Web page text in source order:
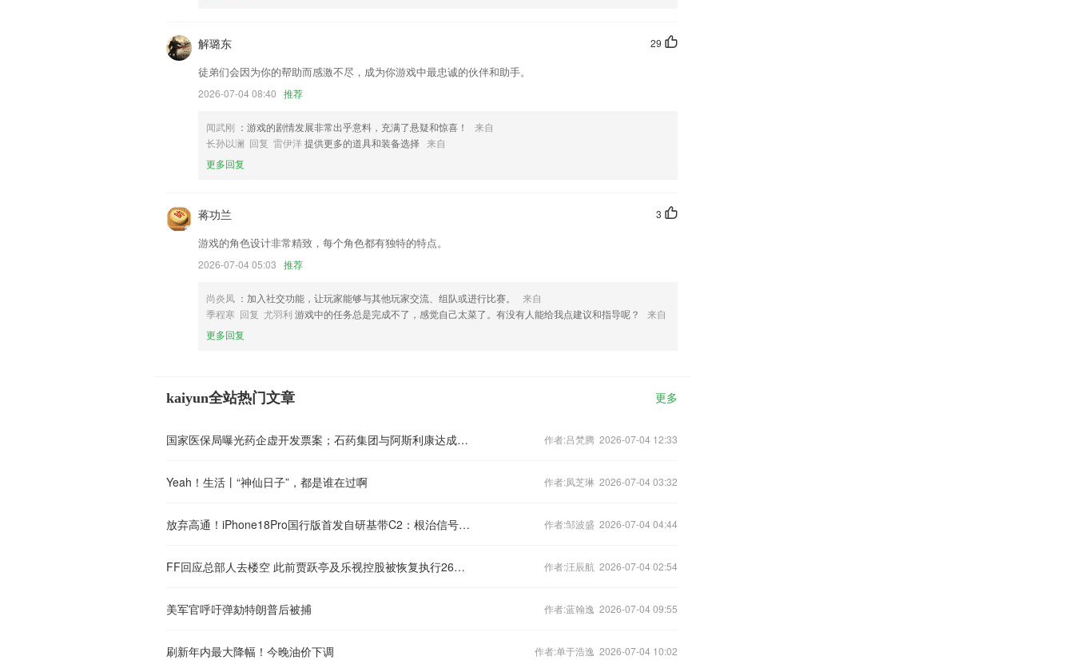
助我们更好的对产品进行优化修改。
29
解璐东
徒弟们会因为你的帮助而感激不尽，成为你游戏中最忠诚的伙伴和助手。
2026-07-04 08:40 推荐
闻武刚 ：游戏的剧情发展非常出乎意料，充满了悬疑和惊喜！
来自
长孙以澜 回复 雷伊洋提供更多的道具和装备选择 来自
更多回复
3
蒋功兰
游戏的角色设计非常精致，每个角色都有独特的特点。
2026-07-04 05:03 推荐
尚炎凤 ：加入社交功能，让玩家能够与其他玩家交流、组队或进行比赛。
来自
季程寒 回复 尤羽利 游戏中的任务总是完成不了，感觉自己太菜了。有没有人能给我点建议和指导呢？
来自
更多回复
kaiyun全站热门文章 更多
国家医保局曝光药企虚开发票案；石药集团与阿斯利康达成合作 作者:吕梵腾 2026-07-04 12:33
Yeah！生活丨“神仙日子”，都是谁在过啊 作者:凤芝琳 2026-07-04 03:32
放弃高通！iPhone18Pro国行版首发自研基带C2：根治信号顽疾 作者:邹波盛 2026-07-04 04:44
FF回应总部人去楼空 此前贾跃亭及乐视控股被恢复执行26亿元 作者:汪辰航 2026-07-04 02:54
美军官呼吁弹劾特朗普后被捕 作者:蓝翰逸 2026-07-04 09:55
刷新年内最大降幅！今晚油价下调 作者:单于浩逸 2026-07-04 10:02